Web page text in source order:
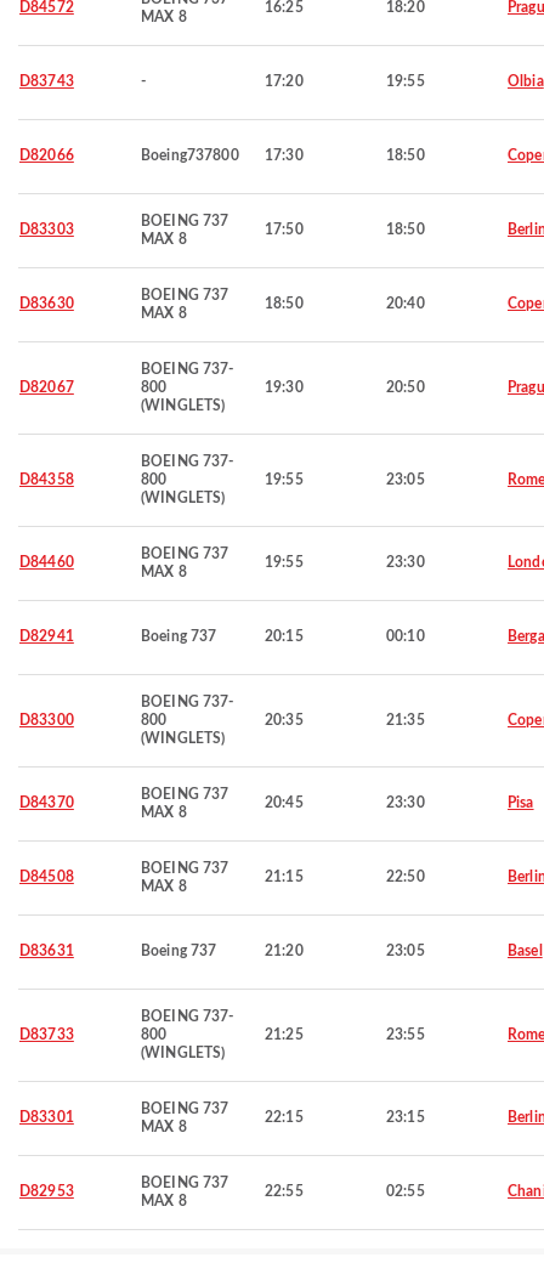
D84572
MAX 8
16:25 18:20
D83743 - 17:20 19:55 Olbia
D82066 Boeing737800 17:30 18:50
D83303
BOEING 737
MAX 8
17:50 18:50
D83630
BOEING 737
MAX 8
18:50 20:40
D82067
BOEING 737-
800
(WINGLETS)
19:30 20:50
D84358
BOEING 737-
800
(WINGLETS)
19:55 23:05
D84460
BOEING 737
MAX 8
19:55 23:30
D82941 Boeing 737 20:15 00:10
D83300
BOEING 737-
800
(WINGLETS)
20:35 21:35
D84370
BOEING 737
MAX 8
20:45 23:30 Pisa
D84508
BOEING 737
MAX 8
21:15 22:50
D83631 Boeing 737 21:20 23:05 Basel
D83733
BOEING 737-
800
(WINGLETS)
21:25 23:55
D83301
BOEING 737
MAX 8
22:15 23:15
D82953
BOEING 737
MAX 8
22:55 02:55